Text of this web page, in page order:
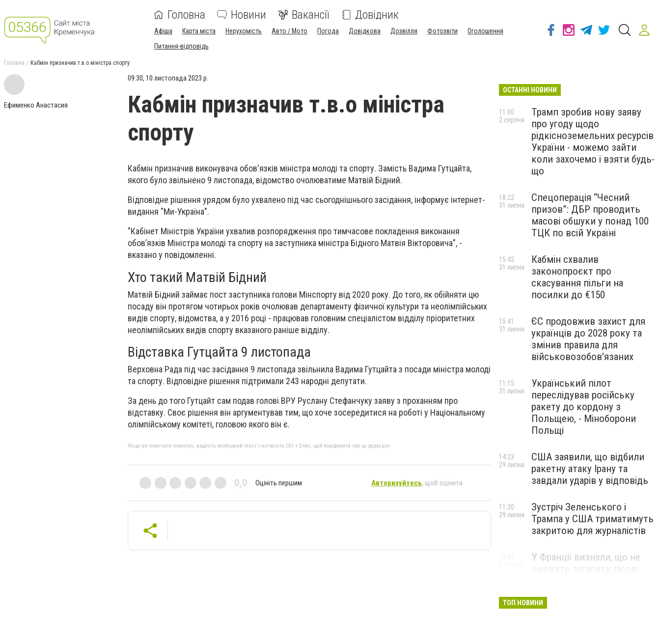
Головна Новини Вакансії Довідник
Афіша Карта міста Нерухомість Авто / Мото Погода Довідкова Дозвілля Фотозвіти
Оголошення
Питання-відповідь
Головна Кабмін призначив т.в.о міністра спорту
Ефименко Анастасия
09:30, 10 листопада 2023 р.
Кабмін призначив т.в.о міністра
спорту
Кабмін призначив виконувача обов'язків міністра молоді та спорту. Замість Вадима Гутцайта,
якого було звільнено 9 листопада, відомство очолюватиме Матвій Бідний.
Відповідне рішення урядом було ухвалено під час сьогоднішнього засідання, інформує інтернет-
видання "Ми-Україна".
"Кабінет Міністрів України ухвалив розпорядження про тимчасове покладення виконання
обов’язків Міністра молоді та спорту на заступника міністра Бідного Матвія Вікторовича", -
вказано у повідомленні.
Хто такий Матвій Бідний
Матвій Бідний займає пост заступника голови Мінспорту від 2020 року. До того, як обійняти цю
посаду він протягом чотирьох років очолював департаменту фізичної культури та неолімпійських
видів спорту, відомства, а у 2016 році - працював головним спеціалістом відділу пріоритетних
неолімпійських видів спорту вказаного раніше відділу.
Відставка Гутцайта 9 листопада
Верховна Рада під час засідання 9 листопада звільнила Вадима Гутцайта з посади міністра молоді
та спорту. Відповідне рішення підтримали 243 народні депутати.
За день до того Гутцайт сам подав голові ВРУ Руслану Стефанчуку заяву з проханням про
відставку. Своє рішення він аргументував тим, що хоче зосередитися на роботі у Національному
олімпійському комітеті, головою якого він є.
Якщо ви помітили помилку, виділіть необхідний текст і натисніть Ctrl + Enter, щоб повідомити про це редакцію
0,0 Оцініть першим Авторизуйтесь, щоб оцінити
ОСТАННІ НОВИНИ
Трамп зробив нову заяву
про угоду щодо
рідкісноземельних ресурсів
України - можемо зайти
коли захочемо і взяти будь-
що
11:00
2 серпня
Спецоперація “Чесний
призов”: ДБР проводить
масові обшуки у понад 100
ТЦК по всій Україні
18:22
31 липня
Кабмін схвалив
законопроєкт про
скасування пільги на
посилки до €150
15:42
31 липня
ЄС продовжив захист для
українців до 2028 року та
змінив правила для
військовозобов'язаних
15:41
31 липня
Український пілот
переслідував російську
ракету до кордону з
Польщею, - Міноборони
Польщі
11:15
31 липня
США заявили, що відбили
ракетну атаку Ірану та
завдали ударів у відповідь
14:23
29 липня
Зустріч Зеленського і
Трампа у США триматимуть
закритою для журналістів
11:20
29 липня
У Франції визнали, що не
ТОП НОВИНИ